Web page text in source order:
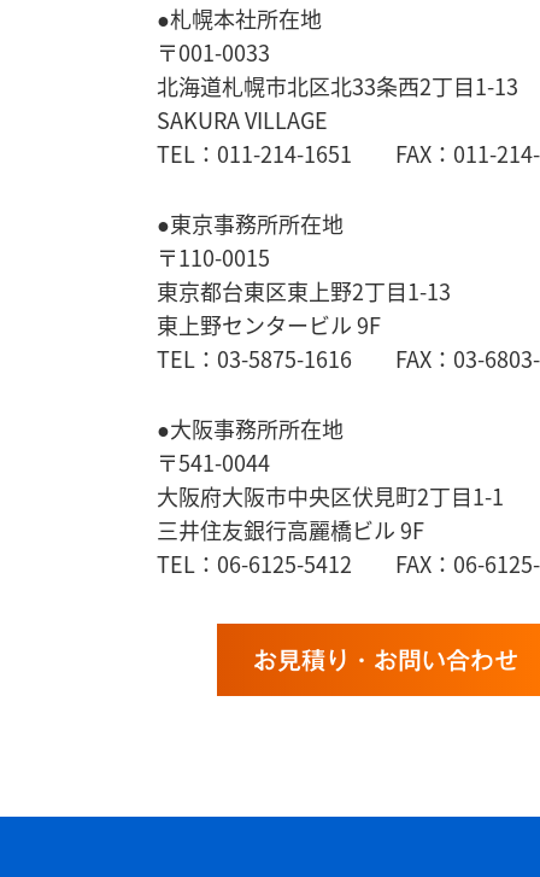
●札幌本社所在地
〒001-0033
北海道札幌市北区北33条西2丁目1-13
SAKURA VILLAGE
TEL：011-214-1651 FAX：011-
●東京事務所所在地
〒110-0015
東京都台東区東上野2丁目1-13
東上野センタービル 9F
TEL：03-5875-1616 FAX：03-
●大阪事務所所在地
〒541-0044
大阪府大阪市中央区伏見町2丁目1-1
三井住友銀行高麗橋ビル 9F
TEL：06-6125-5412 FAX：06-
お見積り・お問い合わせ